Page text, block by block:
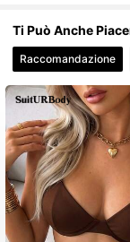
Ti Può Anche
Raccomandazione